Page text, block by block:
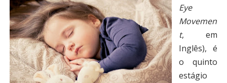
Eye
Movemen
t, em
Inglês), é
o quinto
estágio